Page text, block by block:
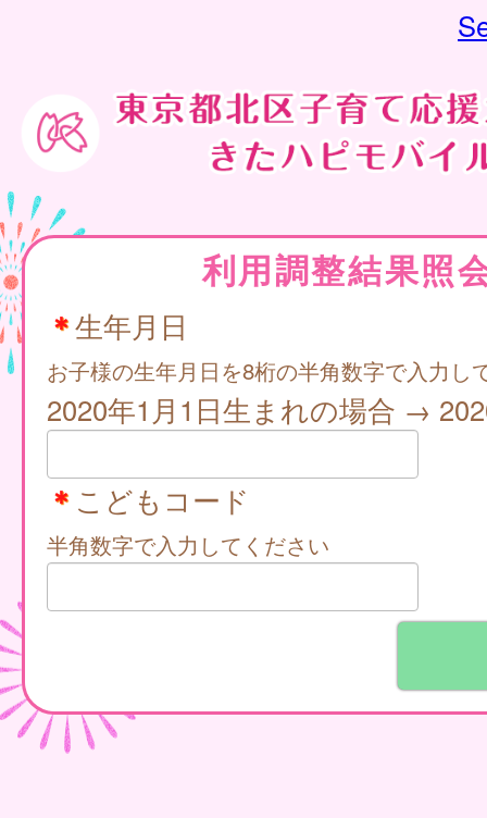
利用調整結果照
＊生年月日
お子様の生年月日を8桁の半角数字で入力し
2020年1月1日生まれの場合 →
＊ こどもコード
半角数字で入力してください